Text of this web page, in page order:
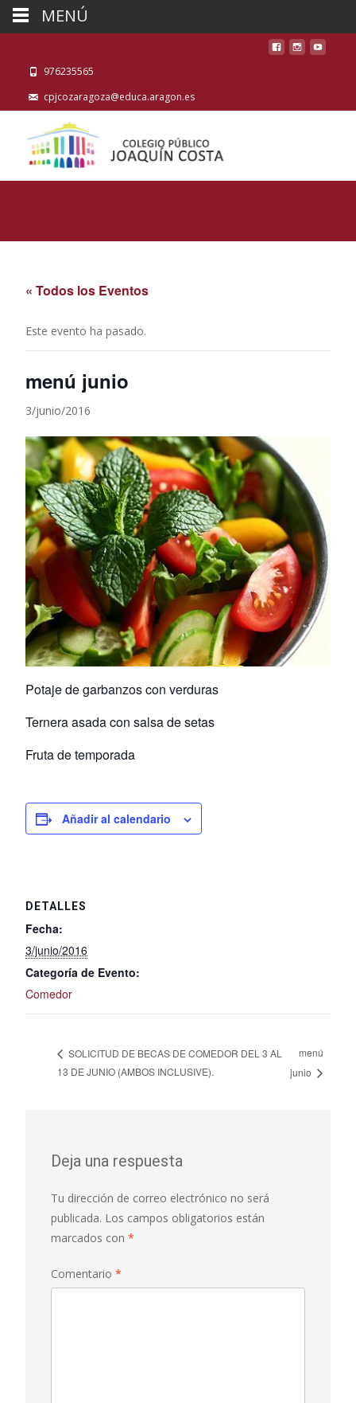
976235565
cpjcozaragoza@educa.aragon.es
« Todos los Eventos
Este evento ha pasado.
menú junio
3/junio/2016
Potaje de garbanzos con verduras
Ternera asada con salsa de setas
Fruta de temporada
Añadir al calendario
DETALLES
Fecha:
3/junio/2016
Categoría de Evento:
Comedor
SOLICITUD DE BECAS DE COMEDOR DEL 3 AL
13 DE JUNIO (AMBOS INCLUSIVE).
menú
junio
Deja una respuesta
Tu dirección de correo electrónico no será
publicada. Los campos obligatorios están
marcados con *
Comentario *
MENÚ